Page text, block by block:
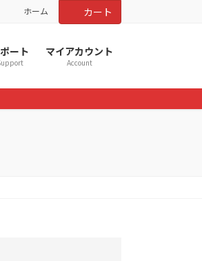
ホーム カート
ート マイアカウント
Account